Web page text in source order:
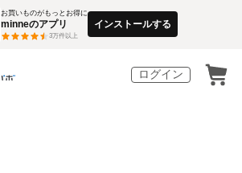
お買いものがもっとお得に
minneのアプリ
3万件以上
インストールする
ログイン